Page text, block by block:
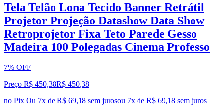
Tela Telão Lona Tecido Banner Retrátil
Projetor Projeção Datashow Data Show
Retroprojetor Fixa Teto Parede Gesso
Madeira 100 Polegadas Cinema Professo
7% OFF
Preço R$ 450,38R$ 450,38
no Pix Ou 7x de R$ 69,18 sem jurosou 7x de R$ 69,18 sem juros